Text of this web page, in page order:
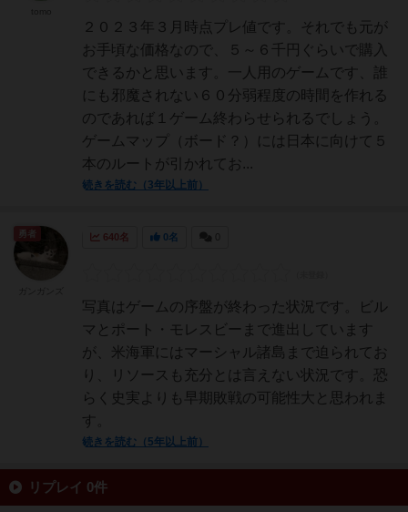
２０２３年３月時点プレ値です。それでも元が
お手頃な価格なので、５～６千円ぐらいで購入
できるかと思います。一人用のゲームです、誰
にも邪魔されない６０分弱程度の時間を作れる
のであれば１ゲーム終わらせられるでしょう。
ゲームマップ（ボード？）には日本に向けて５
本のルートが引かれてお...
続きを読む（3年以上前）
640名 0名
写真はゲームの序盤が終わった状況です。ビル
マとポート・モレスビーまで進出しています
が、米海軍にはマーシャル諸島まで迫られてお
り、リソースも充分とは言えない状況です。恐
らく史実よりも早期敗戦の可能性大と思われま
す。
続きを読む（5年以上前）
勇者
リプレイ 0件